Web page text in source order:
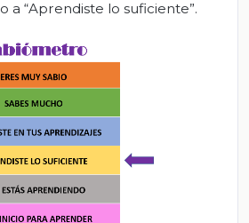
a “Aprendiste lo suficiente”.